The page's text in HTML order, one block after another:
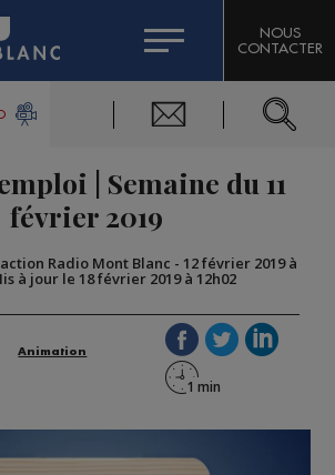
CHRONIQUES DE L'EXPERT
CITIZEN MACHINERY
MASSIF DOMAINES SKIABLES
BIGARD
DU MONT-BLANC
NOUS
CONTACTER
| Semaine du 11
février 2019
Radio Mont Blanc - 12 février 2019 à
à jour le 18 février 2019 à 12h02
Animation